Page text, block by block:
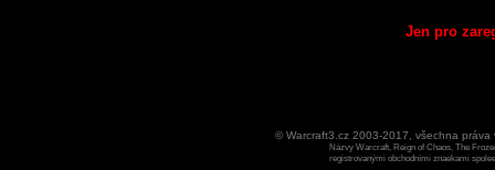
Jen pro
© Warcraft3.cz 2003-2017, všechna
Názvy Warcraft, Reign of Chaos, The
registrovanými obchodními znaekami